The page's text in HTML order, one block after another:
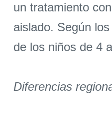
un tratamiento
aislado. Según
de los niños de 4
Diferencias